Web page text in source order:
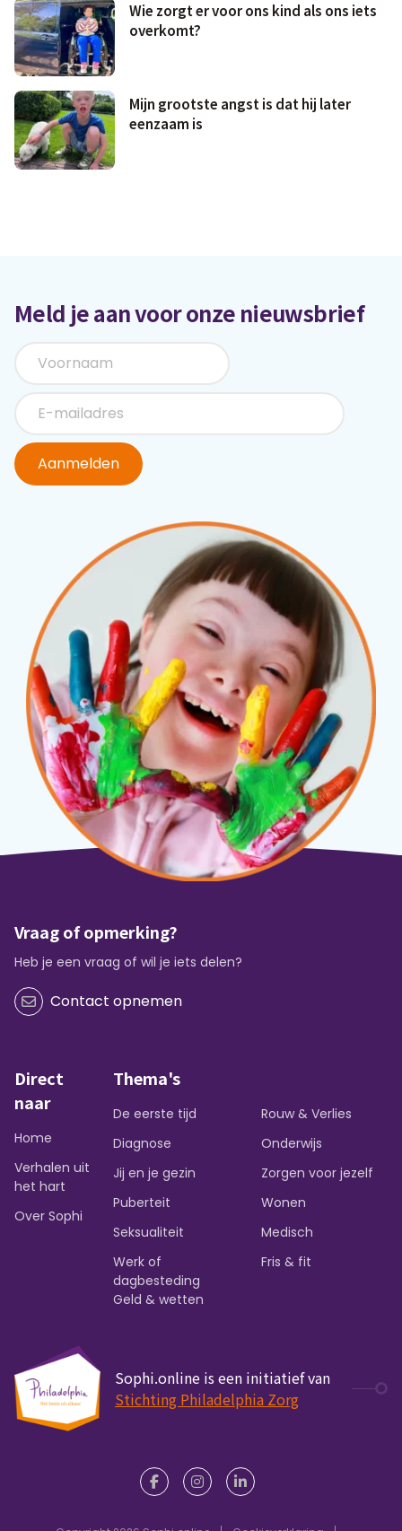
Wie zorgt er voor ons kind als ons iets
overkomt?
Mijn grootste angst is dat hij later
eenzaam is
Meld je aan voor onze nieuwsbrief
Aanmelden
Vraag of opmerking?
Heb je een vraag of wil je iets delen?
Contact opnemen
Direct
naar
Home
Verhalen uit
het hart
Over Sophi
Thema's
De eerste tijd
Diagnose
Jij en je gezin
Puberteit
Seksualiteit
Werk of
dagbesteding
Rouw & Verlies
Onderwijs
Zorgen voor jezelf
Wonen
Medisch
Fris & fit
Geld & wetten
Sophi.online is een initiatief van
Stichting Philadelphia Zorg